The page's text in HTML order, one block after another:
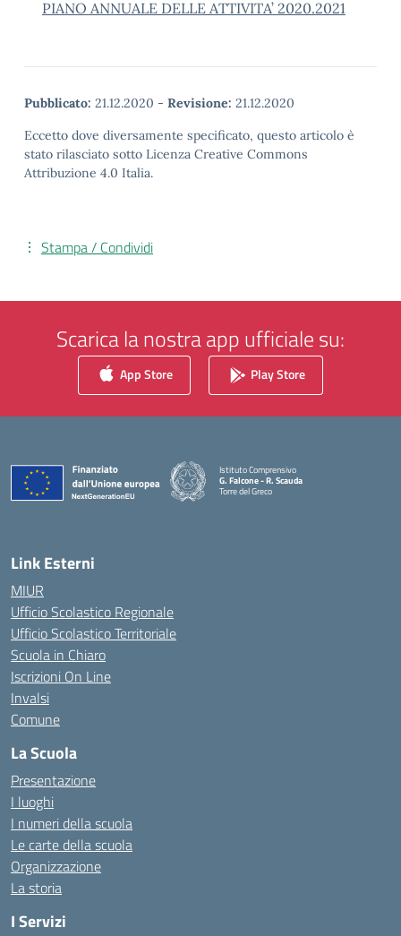
PIANO ANNUALE DELLE ATTIVITA’ 2020.2021
Pubblicato: 21.12.2020 - Revisione: 21.12.2020
Eccetto dove diversamente specificato, questo articolo è
stato rilasciato sotto Licenza Creative Commons
Attribuzione 4.0 Italia.
Stampa / Condividi
Scarica la nostra app ufficiale su:
App Store Play Store
Istituto Comprensivo
G. Falcone - R. Scauda
Torre del Greco
Link Esterni
MIUR
Ufficio Scolastico Regionale
Ufficio Scolastico Territoriale
Scuola in Chiaro
Iscrizioni On Line
Invalsi
Comune
La Scuola
Presentazione
I luoghi
I numeri della scuola
Le carte della scuola
Organizzazione
La storia
I Servizi